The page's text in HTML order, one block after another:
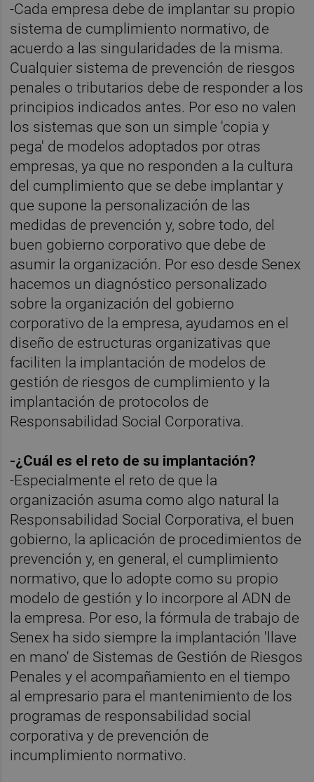
-Cada empresa debe de implantar su propio
sistema de cumplimiento normativo, de
acuerdo a las singularidades de la misma.
Cualquier sistema de prevención de riesgos
penales o tributarios debe de responder a los
principios indicados antes. Por eso no valen
los sistemas que son un simple 'copia y
pega' de modelos adoptados por otras
empresas, ya que no responden a la cultura
del cumplimiento que se debe implantar y
que supone la personalización de las
medidas de prevención y, sobre todo, del
buen gobierno corporativo que debe de
asumir la organización. Por eso desde Senex
hacemos un diagnóstico personalizado
sobre la organización del gobierno
corporativo de la empresa, ayudamos en el
diseño de estructuras organizativas que
faciliten la implantación de modelos de
gestión de riesgos de cumplimiento y la
implantación de protocolos de
Responsabilidad Social Corporativa.
-¿Cuál es el reto de su implantación?
-Especialmente el reto de que la
organización asuma como algo natural la
Responsabilidad Social Corporativa, el buen
gobierno, la aplicación de procedimientos de
prevención y, en general, el cumplimiento
normativo, que lo adopte como su propio
modelo de gestión y lo incorpore al ADN de
la empresa. Por eso, la fórmula de trabajo de
Senex ha sido siempre la implantación 'llave
en mano' de Sistemas de Gestión de Riesgos
Penales y el acompañamiento en el tiempo
al empresario para el mantenimiento de los
programas de responsabilidad social
corporativa y de prevención de
incumplimiento normativo.